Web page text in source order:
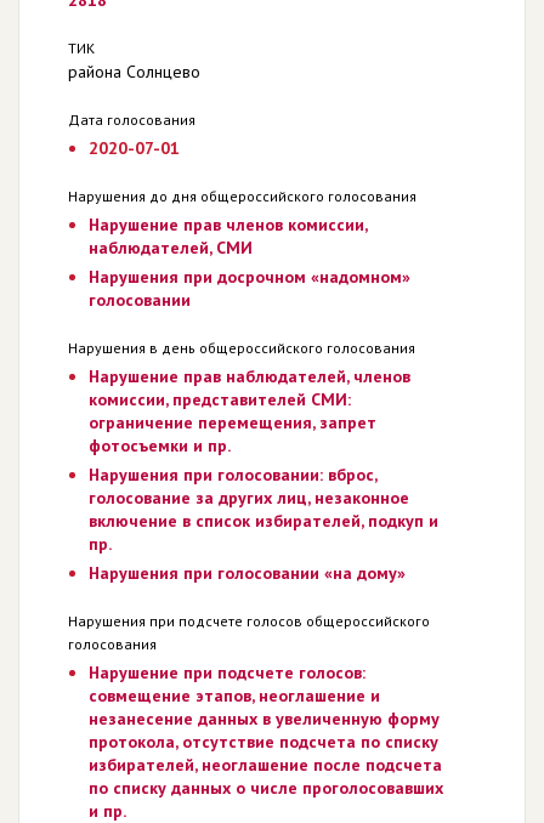
ТИК
района Солнцево
Дата голосования
2020-07-01
Нарушения до дня общероссийского голосования
Нарушение прав членов комиссии,
наблюдателей, СМИ
Нарушения при досрочном «надомном»
голосовании
Нарушения в день общероссийского голосования
Нарушение прав наблюдателей, членов
комиссии, представителей СМИ:
ограничение перемещения, запрет
фотосъемки и пр.
Нарушения при голосовании: вброс,
голосование за других лиц, незаконное
включение в список избирателей, подкуп и
пр.
Нарушения при голосовании «на дому»
Нарушения при подсчете голосов общероссийского
голосования
Нарушение при подсчете голосов:
совмещение этапов, неоглашение и
незанесение данных в увеличенную форму
протокола, отсутствие подсчета по списку
избирателей, неоглашение после подсчета
по списку данных о числе проголосовавших
и пр.